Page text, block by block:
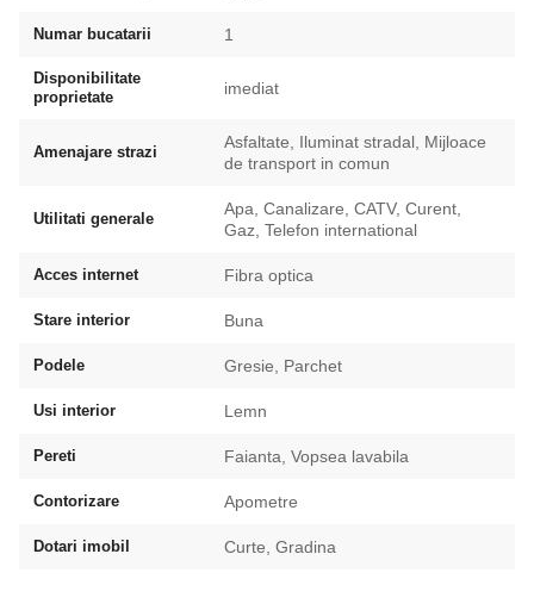
Numar bucatarii 1
Disponibilitate
proprietate
imediat
Amenajare strazi
Asfaltate, Iluminat stradal, Mijloace
de transport in comun
Utilitati generale
Apa, Canalizare, CATV, Curent,
Gaz, Telefon international
Acces internet Fibra optica
Stare interior Buna
Podele Gresie, Parchet
Usi interior Lemn
Pereti Faianta, Vopsea lavabila
Contorizare Apometre
Dotari imobil Curte, Gradina